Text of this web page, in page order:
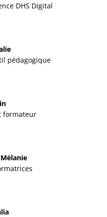
DHS Digital
pédagogique
formateur